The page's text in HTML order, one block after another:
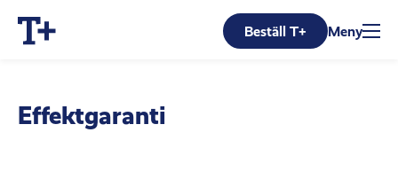
Beställ T+ Meny
Effektgaranti